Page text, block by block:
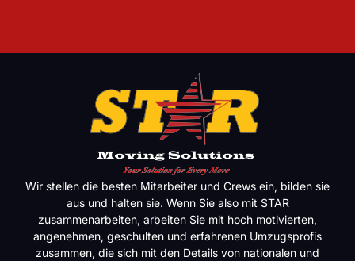
Wir stellen die besten Mitarbeiter und Crews ein, bilden sie
aus und halten sie. Wenn Sie also mit STAR
zusammenarbeiten, arbeiten Sie mit hoch motivierten,
angenehmen, geschulten und erfahrenen Umzugsprofis
zusammen, die sich mit den Details von nationalen und